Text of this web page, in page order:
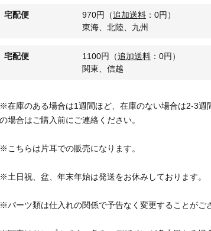
宅配便 970円 （追加送料 ： 0円）
東海、北陸、九州
宅配便 1100円 （追加送料 ： 0円）
関東、信越
※在庫のある場合は1週間ほど、在庫のない場合は2-3週